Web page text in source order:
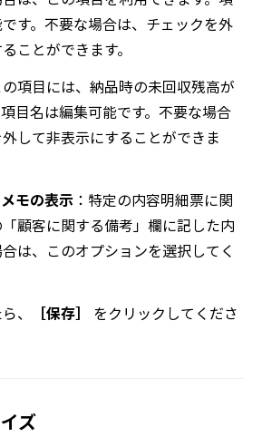
す。不要な場合は、チェックを外
ことができます。
の項目には、納品時の未回収残高が
目名は編集可能です。不要な場合
して非表示にすることができま
モの表示 ：特定の内容明細票に関
顧客に関する備考」欄に記した内
は、このオプションを選択してく
、
［保存］
をクリックしてくださ
ズ